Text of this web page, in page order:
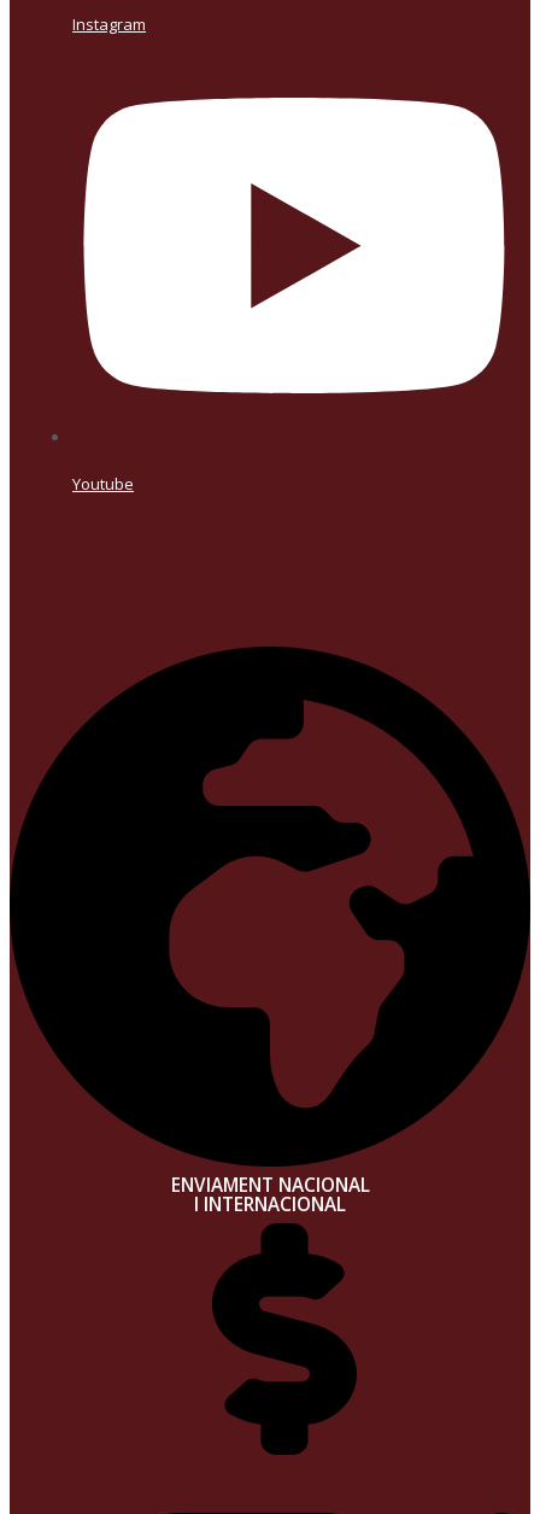
Instagram
Youtube
ENVIAMENT NACIONAL
I INTERNACIONAL